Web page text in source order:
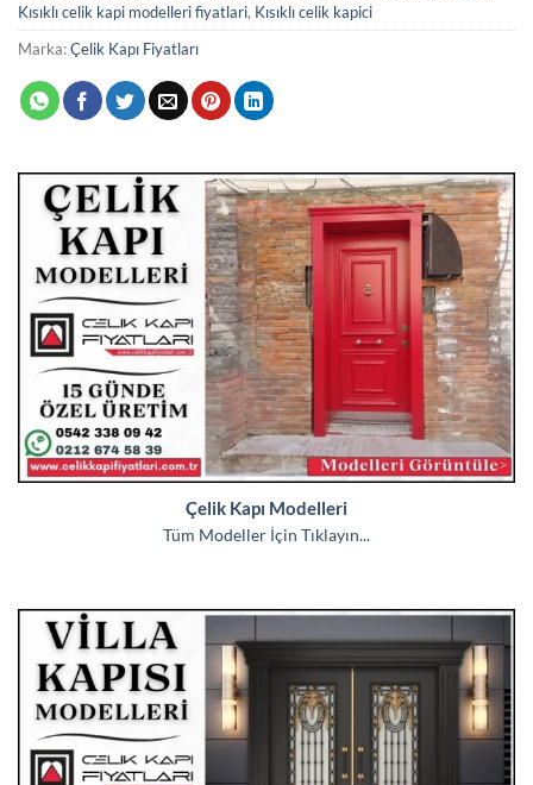
Kısıklı celik kapi modelleri fiyatlari, Kısıklı celik kapici
Marka:Çelik Kapı Fiyatları
Çelik Kapı Modelleri
Tüm Modeller İçin Tıklayın...